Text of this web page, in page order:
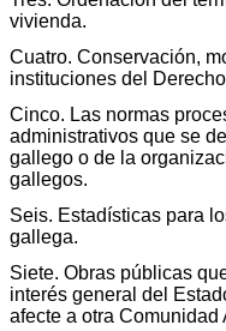
vivienda.
Cuatro. Conservación,
instituciones del
Cinco. Las normas
administrativos que se
gallego o de la
gallegos.
Seis. Estadísticas para
gallega.
Siete. Obras públicas
interés general del
afecte a otra Comunidad